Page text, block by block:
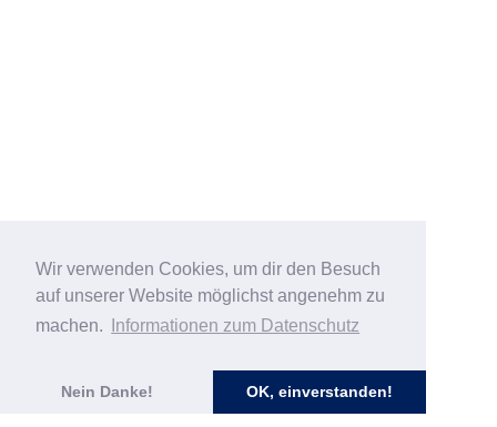
Wir verwenden Cookies, um dir den Besuch
auf unserer Website möglichst angenehm zu
machen.
Informationen zum Datenschutz
Nein Danke! OK, einverstanden!